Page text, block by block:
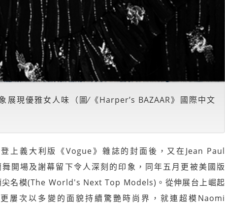
現優雅女人味（圖∕《Harper’s BAZAAR》國際中文
上義大利版《Vogue》雜誌的封面後，又在Jean Paul
開場及謝幕留下令人深刻的印象，同年五月更被美國版
尖名模(The World's Next Top Models)。從伸展台上崛起
屢次以多變的面貌持續驚艷時尚界，就連超模Naomi